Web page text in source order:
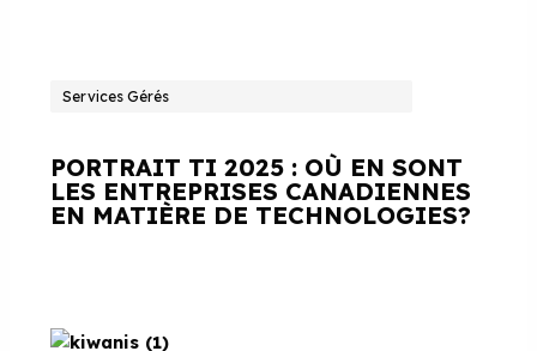
Services Gérés
PORTRAIT TI 2025 : OÙ EN SONT
LES ENTREPRISES CANADIENNES
EN MATIÈRE DE TECHNOLOGIES?